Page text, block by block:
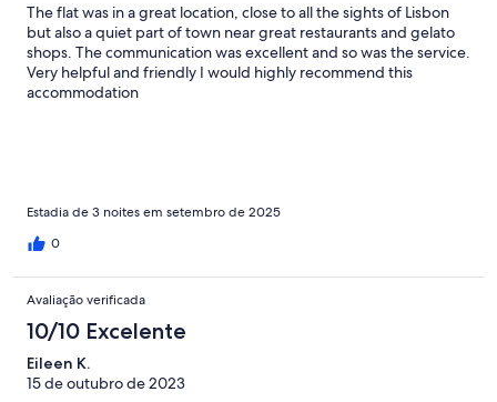
The flat was in a great location, close to all the sights of Lisbon
but also a quiet part of town near great restaurants and gelato
shops. The communication was excellent and so was the service.
Very helpful and friendly I would highly recommend this
accommodation
Estadia de 3 noites em setembro de 2025
0
Avaliação verificada
10/10 Excelente
Eileen K.
15 de outubro de 2023